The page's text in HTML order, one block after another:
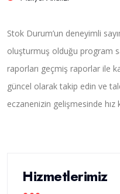
Stok Durum’un deneyimli
oluşturmuş olduğu program
raporları geçmiş raporlar ile
güncel olarak takip edin ve
eczanenizin gelişmesinde hız
Hizmetlerimiz